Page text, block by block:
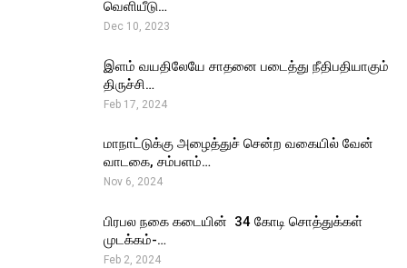
வெளியீடு…
Dec 10, 2023
இளம் வயதிலேயே சாதனை படைத்து நீதிபதியாகும்
திருச்சி…
Feb 17, 2024
மாநாட்டுக்கு அழைத்துச் சென்ற வகையில் வேன்
வாடகை, சம்பளம்…
Nov 6, 2024
பிரபல நகை கடையின் ₹ 34 கோடி சொத்துக்கள்
முடக்கம்-…
Feb 2, 2024